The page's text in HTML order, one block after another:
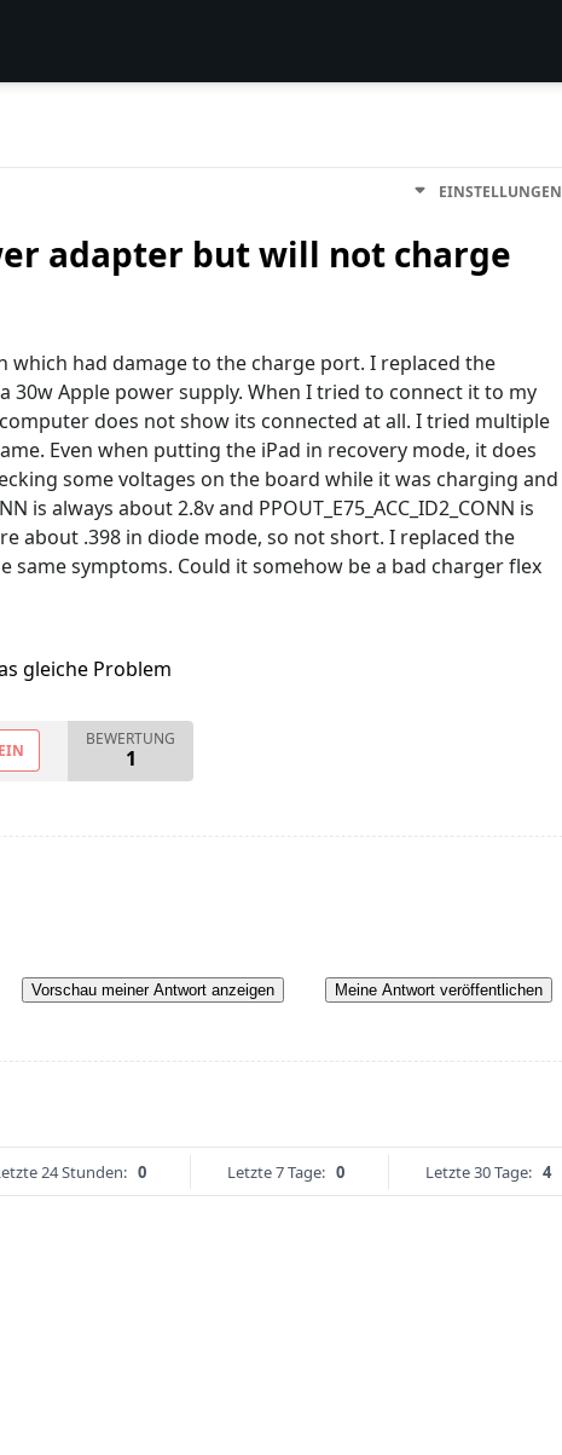
EINSTELLUNGEN
adapter but will not charge
which had damage to the charge port. I replaced the
30w Apple power supply. When I tried to connect it to my
does not show its connected at all. I tried multiple
Even when putting the iPad in recovery mode, it does
some voltages on the board while it was charging and
is always about 2.8v and PPOUT_E75_ACC_ID2_CONN is
about .398 in diode mode, so not short. I replaced the
same symptoms. Could it somehow be a bad charger flex
gleiche Problem
BEWERTUNG
1
Vorschau meiner Antwort anzeigen Meine Antwort veröffentlichen
24 Stunden: 0 Letzte 7 Tage: 0 Letzte 30 Tage: 4